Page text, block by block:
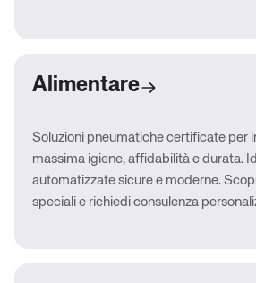
Alimentare
Soluzioni pneumatiche certificate per
massima igiene, affidabilità e durata.
automatizzate sicure e moderne.
speciali e richiedi consulenza